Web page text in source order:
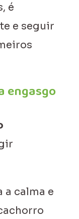
é
e seguir
engasgo
a calma e